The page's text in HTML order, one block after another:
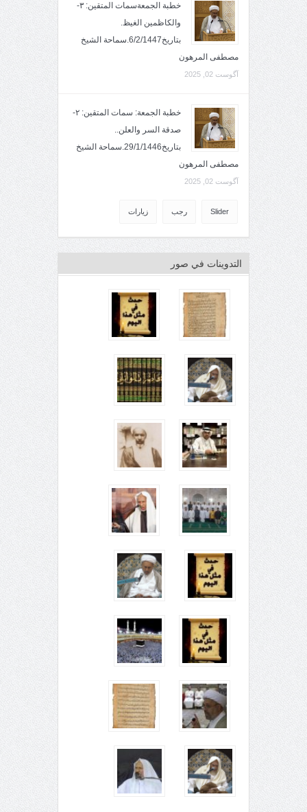
خطبة الجمعةسمات المتقين: ٣-
والكاظمين الغيظ.
بتاريخ6/2/1447.سماحة الشيخ
مصطفى المرهون
آگوست 02, 2025
خطبة الجمعة: سمات المتقين: ٢-
صدقة السر والعلن..
بتاريخ29/1/1446.سماحة الشيخ
مصطفى المرهون
آگوست 02, 2025
Slider رجب زيارات
التدوينات في صور